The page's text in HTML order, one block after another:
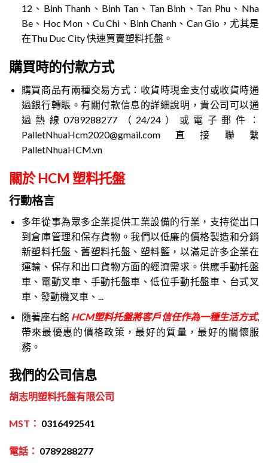
12、Binh Thanh、Binh Tan、Tan Binh、Tan Phu、Nha
Be、Hoc Mon、Cu Chi、Binh Chanh、Can Gio，尤其是
在Thu Duc City 快速買賣塑料托盤。
購買時的付款方式
購買商品有兩種交易方式：收貨時現金支付或收貨時通
過銀行轉賬。有關付款信息的詳細說明，貴公司可以通
過熱線0789288277（24/24）或電子郵件：
PalletNhuaHcm2020@gmail.com直接聯繫
PalletNhuaHCM.vn
關於 HCM 塑料托盤
行動格言
多年從事為眾多企業提供工業設備的行業，支持從出口
到倉庫管理和保存貨物。我們以低廉的價格製造和分銷
新塑料托盤、舊塑料托盤、塑料籃，以滿足許多企業在
運輸、保存和出口貨物方面的經濟需求。供應手動托盤
車、電動叉車、手動托盤車、低位手動托盤車、台式叉
車、發動機叉車、...
隨著座右銘 HCM塑料托盤將客戶信任作為一種生活方式,
帶來最優惠的價格政策，最好的質量，最好的關懷服
務。
我們的公司信息
胡志明塑料托盤有限公司
MST： 0316492541
電話： 0789288277